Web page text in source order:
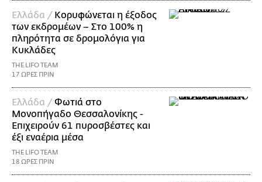
Ελλάδα / Κορυφώνεται η έξοδος
των εκδρομέων – Στο 100% η
πληρότητα σε δρομολόγια για
Κυκλάδες
THE LIFO TEAM
17 ΩΡΕΣ ΠΡΙΝ
Ελλάδα /Φωτιά στο
Μονοπήγαδο Θεσσαλονίκης -
Επιχειρούν 61 πυροσβέστες και
έξι εναέρια μέσα
THE LIFO TEAM
18 ΩΡΕΣ ΠΡΙΝ